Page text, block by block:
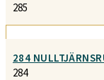
285
284
284